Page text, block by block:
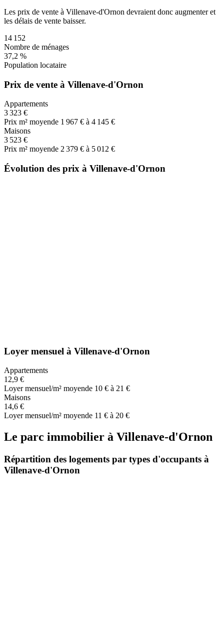
Les prix de vente à Villenave-d'Ornon devraient donc augmenteret
les délais de vente baisser.
14 152
Nombre de ménages
37,2 %
Population locataire
Prix de vente à Villenave-d'Ornon
Appartements
3 323 €
Prix m² moyende 1 967 € à 4 145 €
Maisons
3 523 €
Prix m² moyende 2 379 € à 5 012 €
Évolution des prix à Villenave-d'Ornon
Loyer mensuel à Villenave-d'Ornon
Appartements
12,9 €
Loyer mensuel/m² moyende 10 € à 21 €
Maisons
14,6 €
Loyer mensuel/m² moyende 11 € à 20 €
Le parc immobilier à Villenave-d'Ornon
Répartition des logements par types d'occupants à
Villenave-d'Ornon